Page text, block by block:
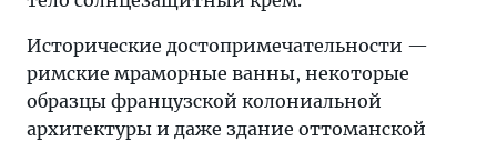
Исторические достопримечательности —
римские мраморные ванны, некоторые
образцы французской колониальной
архитектуры и даже здание оттоманской